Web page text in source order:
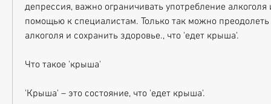
депрессия, важно ограничивать употребление
помощью к специалистам. Только так можно преодолеть
алкоголя и сохранить здоровье., что 'едет крыша'.
Что такое 'крыша'
'Крыша' – это состояние, что 'едет крыша'.